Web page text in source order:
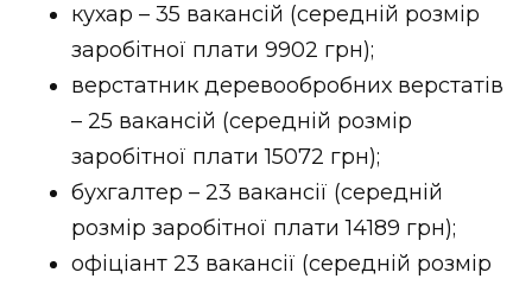
кухар – 35 вакансій (середній розмір
заробітної плати 9902 грн);
верстатник деревообробних верстатів
– 25 вакансій (середній розмір
заробітної плати 15072 грн);
бухгалтер – 23 вакансії (середній
розмір заробітної плати 14189 грн);
офіціант 23 вакансії (середній розмір